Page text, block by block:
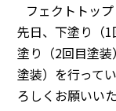
フェクトトップ
先日、下塗り（
塗り（2回目塗
塗装）を行って
ろしくお願いい